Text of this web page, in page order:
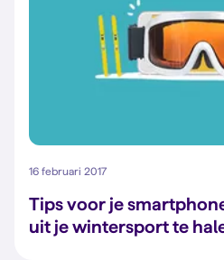
16 februari 2017
Tips voor je
uit je wintersport te